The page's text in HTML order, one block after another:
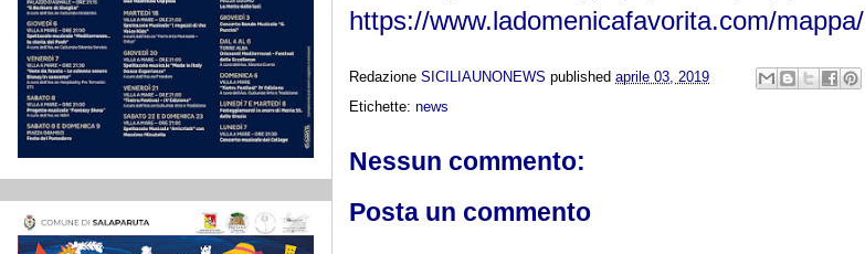
https://www.ladomenicafavorita.com/mappa/
Redazione SICILIAUNONEWS published aprile 03, 2019
Etichette: news
Nessun commento:
Posta un commento